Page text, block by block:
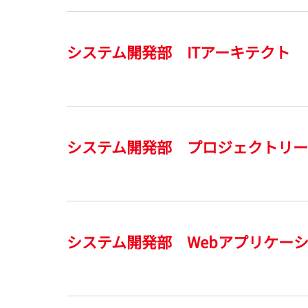
システム開発部 ITアーキテクト
システム開発部 プロジェクトリ
システム開発部 Webアプリケー